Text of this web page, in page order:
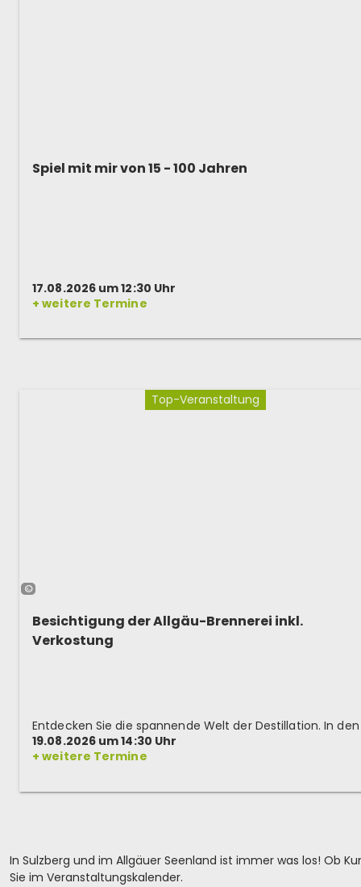
Spiel mit mir von 15 - 100 Jahren
17.08.2026 um 12:30 Uhr
+ weitere Termine
©
Top-Veranstaltung
Besichtigung der Allgäu-Brennerei inkl.
Verkostung
19.08.2026 um 14:30 Uhr
+ weitere Termine
In Sulzberg und im Allgäuer Seenland ist immer was los! Ob
Sie im Veranstaltungskalender.